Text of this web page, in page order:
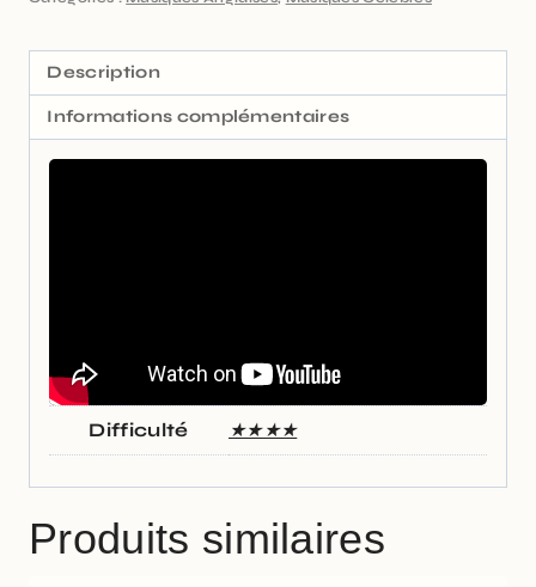
Description
Informations complémentaires
Difficulté ★★★★
Produits similaires